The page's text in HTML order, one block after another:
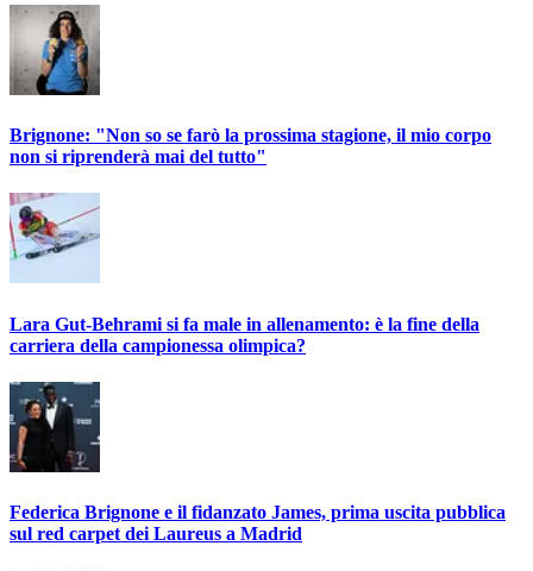
Brignone: "Non so se farò la prossima stagione, il mio corpo
non si riprenderà mai del tutto"
Lara Gut-Behrami si fa male in allenamento: è la fine della
carriera della campionessa olimpica?
Federica Brignone e il fidanzato James, prima uscita pubblica
sul red carpet dei Laureus a Madrid